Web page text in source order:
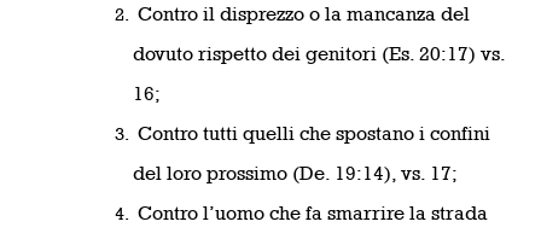
Contro il disprezzo o la mancanza del
dovuto rispetto dei genitori (Es. 20:17) vs.
16;
Contro tutti quelli che spostano i confini
del loro prossimo (De. 19:14), vs. 17;
Contro l’uomo che fa smarrire la strada